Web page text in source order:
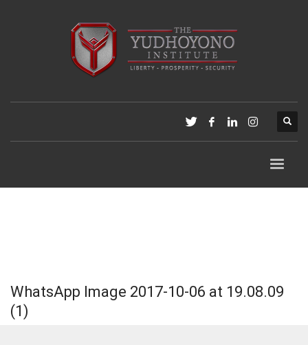
WhatsApp Image 2017-10-06 at 19.08.09
(1)